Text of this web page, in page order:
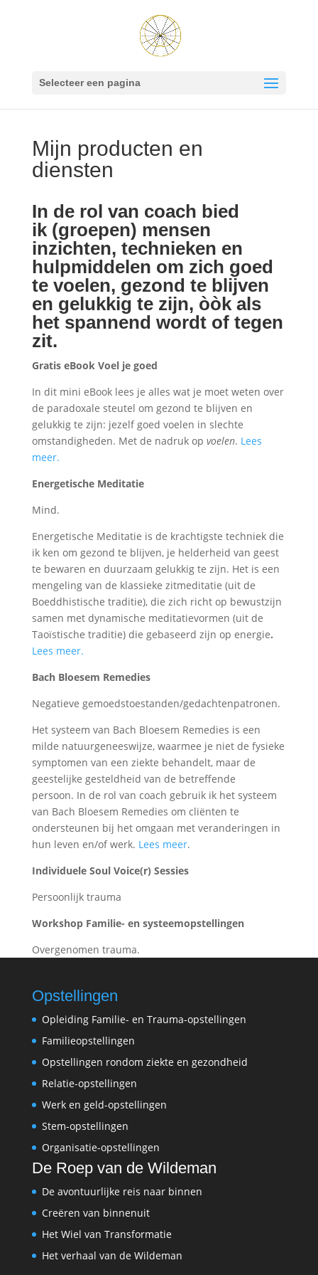
Selecteer een pagina
Mijn producten en
diensten
In de rol van coach bied
ik (groepen) mensen
inzichten, technieken en
hulpmiddelen om zich goed
te voelen, gezond te blijven
en gelukkig te zijn, òòk als
het spannend wordt of tegen
zit.
Gratis eBook Voel je goed
In dit mini eBook lees je alles wat je moet weten over
de paradoxale steutel om gezond te blijven en
gelukkig te zijn: jezelf goed voelen in slechte
omstandigheden. Met de nadruk op voelen. Lees
meer.
Energetische Meditatie
Mind.
Energetische Meditatie is de krachtigste techniek die
ik ken om gezond te blijven, je helderheid van geest
te bewaren en duurzaam gelukkig te zijn. Het is een
mengeling van de klassieke zitmeditatie (uit de
Boeddhistische traditie), die zich richt op bewustzijn
samen met dynamische meditatievormen (uit de
Taoïstische traditie) die gebaseerd zijn op energie.
Lees meer.
Bach Bloesem Remedies
Negatieve gemoedstoestanden/gedachtenpatronen.
Het systeem van Bach Bloesem Remedies is een
milde natuurgeneeswijze, waarmee je niet de fysieke
symptomen van een ziekte behandelt, maar de
geestelijke gesteldheid van de betreffende
persoon. In de rol van coach gebruik ik het systeem
van Bach Bloesem Remedies om cliënten te
ondersteunen bij het omgaan met veranderingen in
hun leven en/of werk. Lees meer.
Individuele Soul Voice(r) Sessies
Persoonlijk trauma
Workshop Familie- en systeemopstellingen
Overgenomen trauma.
Opstellingen
Opleiding Familie- en Trauma-opstellingen
Familieopstellingen
Opstellingen rondom ziekte en gezondheid
Relatie-opstellingen
Werk en geld-opstellingen
Stem-opstellingen
Organisatie-opstellingen
De Roep van de Wildeman
De avontuurlijke reis naar binnen
Creëren van binnenuit
Het Wiel van Transformatie
Het verhaal van de Wildeman